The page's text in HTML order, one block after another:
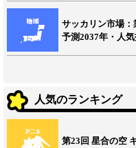
サッカリン市場：
予測2037年・人
人気のランキング
第23回 星合の空